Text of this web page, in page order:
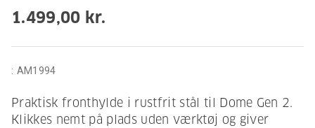
1.499,00 kr.
: AM1994
Praktisk fronthylde i rustfrit stål til Dome Gen 2.
Klikkes nemt på plads uden værktøj og giver